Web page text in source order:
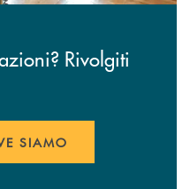
Rivolgiti
SIAMO